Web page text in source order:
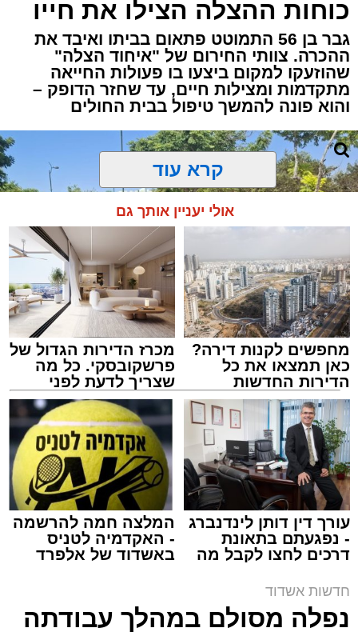
כוחות ההצלה הצילו את חייו
גבר בן 56 התמוטט פתאום בביתו ואיבד את
ההכרה. צוותי החירום של "איחוד הצלה"
שהוזעקו למקום ביצעו בו פעולות החייאה
מתקדמות ומצילות חיים, עד שחזר הדופק –
והוא פונה להמשך טיפול בבית החולים
צילום: דוברות איחוד הצלה
מערכת האתר / 15:39 07.08.26
איחוד הצלה,
אירוע דרמטי הסתיים בנס רפואי באשדוד, לאחר
שגבר בן 56 התמוטט בביתו שבאחד הרחובות
קרא עוד
אולי יעניין אותך גם
מחפשים לקנות דירה?
כאן תמצאו את כל
הדירות החדשות
למכירה באשדוד >>>
מכרז הדירות הגדול של
פרשקובסקי. כל מה
שצריך לדעת לפני
שמגישים הצעה לדירה
באשדוד
עורך דין דותן לינדנברג
- נפגעתם בתאונת
דרכים לחצו לקבל מה
המלצה חמה להרשמה
- האקדמיה לטניס
באשדוד של אלפרד
חדשות אשדוד
נפלה מסולם במהלך עבודתה